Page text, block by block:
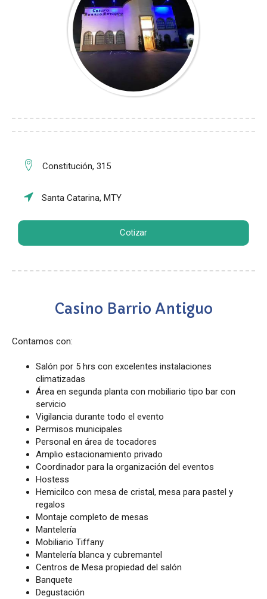
Constitución, 315
Santa Catarina, MTY
Cotizar
Casino Barrio Antiguo
Contamos con:
Salón por 5 hrs con excelentes instalaciones
climatizadas
Área en segunda planta con mobiliario tipo bar con
servicio
Vigilancia durante todo el evento
Permisos municipales
Personal en área de tocadores
Amplio estacionamiento privado
Coordinador para la organización del eventos
Hostess
Hemicilco con mesa de cristal, mesa para pastel y
regalos
Montaje completo de mesas
Mantelería
Mobiliario Tiffany
Mantelería blanca y cubremantel
Centros de Mesa propiedad del salón
Banquete
Degustación